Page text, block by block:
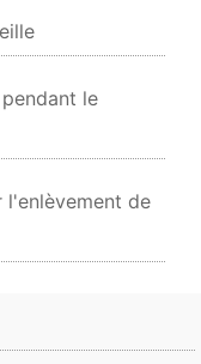
le
l'enlèvement de